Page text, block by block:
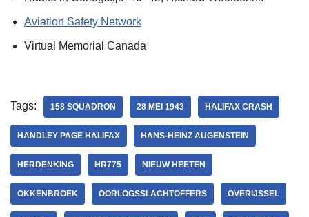
Aviation Safety Network
Virtual Memorial Canada
Tags: 158 SQUADRON 28 MEI 1943 HALIFAX CRASH
HANDLEY PAGE HALIFAX HANS-HEINZ AUGENSTEIN
HERDENKING HR775 NIEUW HEETEN
OKKENBROEK OORLOGSSLACHTOFFERS OVERIJSSEL